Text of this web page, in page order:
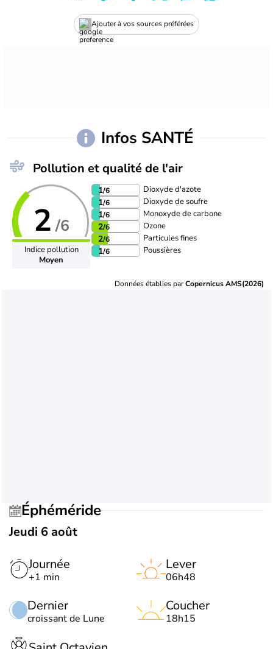
Ajouter à vos sources préférées
Infos SANTÉ
Pollution et qualité de l'air
2 /6
Indice pollution
Moyen
1/6 Dioxyde d'azote
1/6 Dioxyde de soufre
1/6 Monoxyde de carbone
2/6 Ozone
2/6 Particules fines
1/6 Poussières
Données établies parCopernicus AMS(2026)
Éphéméride
Jeudi 6 août
Journée
+1 min
Dernier
croissant de Lune
Lever
06h48
Coucher
18h15